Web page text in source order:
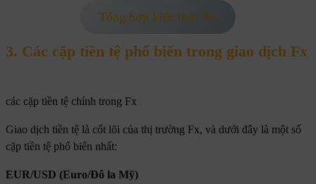
Tổng hợp kiến thức Fx
3. Các cặp tiền tệ phổ biến trong giao dịch Fx
các cặp tiền tệ chính trong Fx
Giao dịch tiền tệ là cốt lõi của thị trường Fx, và dưới đây là một số
cặp tiền tệ phổ biến nhất:
EUR/USD (Euro/Đô la Mỹ)